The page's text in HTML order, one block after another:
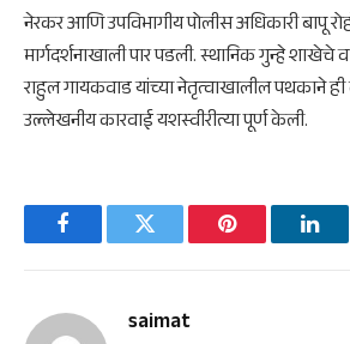
नेरकर आणि उपविभागीय पोलीस अधिकारी बापू
मार्गदर्शनाखाली पार पडली. स्थानिक गुन्हे शाखेचे
राहुल गायकवाड यांच्या नेतृत्वाखालील पथकाने
उल्लेखनीय कारवाई यशस्वीरीत्या पूर्ण केली.
FacebookTwitter Pinterest
saimat